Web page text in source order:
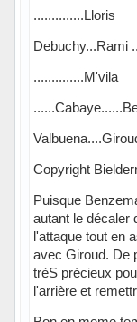
..............Lloris
Debuchy...Rami
..............M'vila
Copyright
Puisque
autant le décaler
l'attaque tout en
avec Giroud. De
trèS précieux
l'arrière et